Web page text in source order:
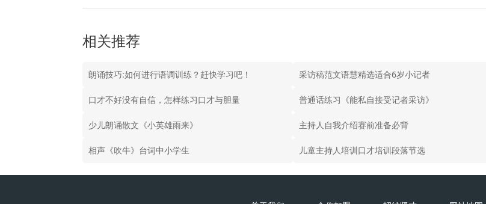
相关推荐
朗诵技巧:如何进行语调训练？赶快学习吧！ 采访稿范文语慧精选适合6岁小记者
口才不好没有自信，怎样练习口才与胆量 普通话练习《能私自接受记者采访》
少儿朗诵散文《小英雄雨来》 主持人自我介绍赛前准备必背
相声《吹牛》台词中小学生 儿童主持人培训口才培训段落节选